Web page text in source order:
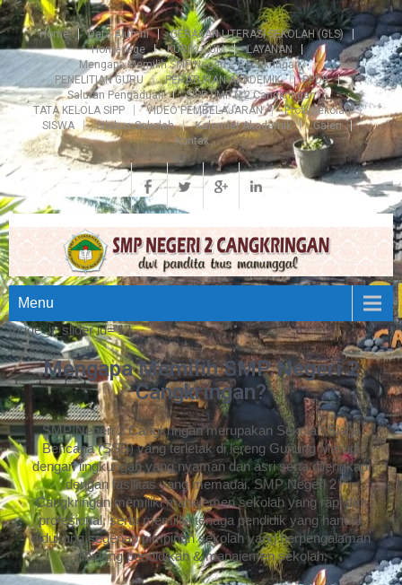
Home Data Alumni
GERAKAN LITERASI SEKOLAH (GLS)
Homepage
KURIKULUM
LAYANAN
Mengapa Memilih SMP Negeri 2 Cangkringan?
PENELITIAN GURU
PERATURAN AKADEMIK
PPDB
Saluran Pengaduan
SIPP SMP N 2 Cangkringan
TATA KELOLA SIPP
VIDEO PEMBELAJARAN
Profil Sekolah
SISWA
Silabus Sekolah Kalender Akademik
Galeri
Kontak
Menu
[huge_it_slider id='1']
Mengapa Memilih SMP Negeri 2
Cangkringan?
SMP Negeri 2 Cangkringan merupakan Sekolah Siaga
Bencana (SSB) yang terletak di lereng Gunung Merapi
dengan lingkungan yang nyaman dan asri serta dilengkapi
dengan fasilitas yang memadai. SMP Negeri 2
Cangkringan memiliki manajemen sekolah yang rapi dan
profesional, serta memiliki tenaga pendidik yang handal,
didukung segenap pimpinan sekolah yang berpengalaman
dibidang pendidikan & manajemen sekolah.